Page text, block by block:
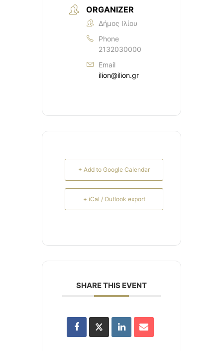
ORGANIZER
Δήμος Ιλίου
Phone
2132030000
Email
ilion@ilion.gr
+ Add to Google Calendar
+ iCal / Outlook export
SHARE THIS EVENT